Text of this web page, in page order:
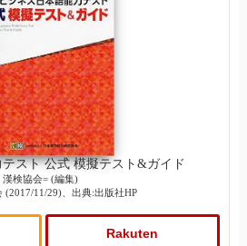
スト 公式 模擬テスト&ガイド
検協会= (編集)
(2017/11/29)、出典:出版社HP
Rakuten